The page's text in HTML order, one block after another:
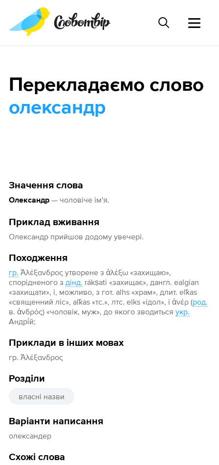
Значення слова
Олександр— чоловіче ім'я.
Приклад вживання
Олександр прийшов додому увечері.
Походження
гр. Ἀλέξανδρος утворене з ἀλέξω «захищаю»,
спорідненого з дінд. rákṣati «захищає», дангл. ealgian
«захищати», і, можливо, з гот. alhs «храм», длит. el˜kas
«священний ліс», аl˜kas «тс.», лтс. еlks «ідол», і ἀνέρ (род.
в. ἀνδρός) «чоловік, муж», до якого зводиться укр.
Андрі́й;
Приклади в інших мовах
гр. Ἀλέξανδρος
Розділи
власні назви
Варіанти написання
олександер
Схожі слова
Перекладаємо слово
олександр